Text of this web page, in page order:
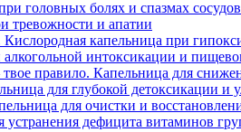
головных болях и спазмах
тревожности и апатии
Кислородная капельница при
интоксикации и
твое правило. Капельница для
для глубокой детоксикации и
для очистки и
устранения дефицита витаминов